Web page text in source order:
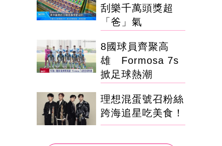
刮樂千萬頭獎超
「爸」氣
8國球員齊聚高
雄 Formosa 7s
掀足球熱潮
理想混蛋號召粉絲
跨海追星吃美食！